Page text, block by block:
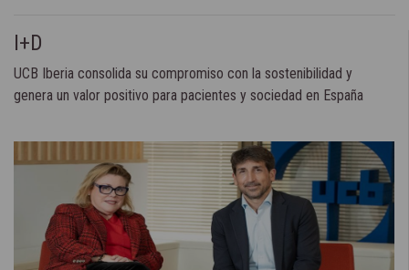
I+D
UCB Iberia consolida su compromiso con la sostenibilidad y
genera un valor positivo para pacientes y sociedad en España